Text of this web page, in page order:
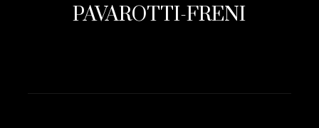
PAVAROTTI-FRENI